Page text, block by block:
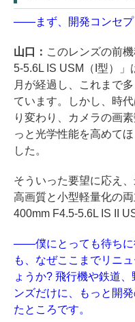
――まず、開発コンセプ
山口： このレンズの前
5-5.6L IS USM（I型）
月が経過し、これまで
ています。しかし、時
り変わり、カメラの画
っと光学性能を高めて
した。
そういった要望に応え
高画質と小型軽量化の
400mm F4.5-5.6L IS II
――僕にとっても待ちに
も、なぜここまでリニ
ょうか? 飛行機や鉄道
ンズだけに、もっと開
たところです。